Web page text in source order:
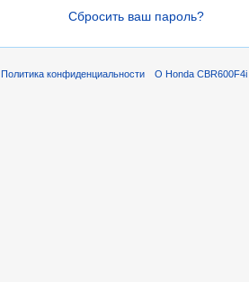
Сбросить ваш пароль?
Политика конфиденциальности О Honda CBR600F4i